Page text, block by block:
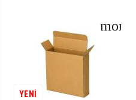
YENİ